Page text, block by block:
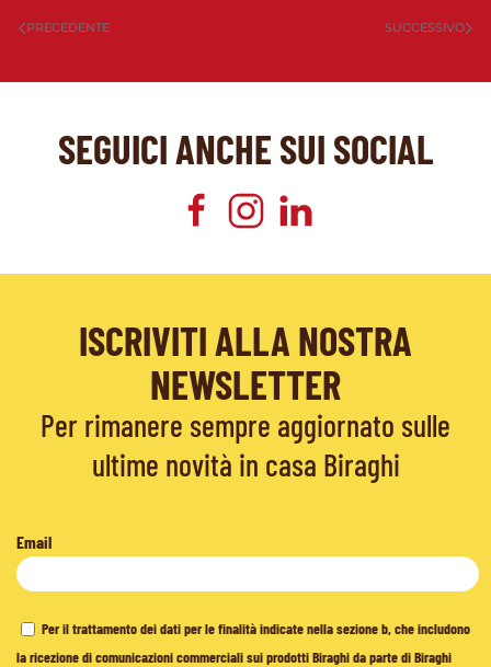
PRECEDENTE SUCCESSIVO
SEGUICI ANCHE SUI SOCIAL
ISCRIVITI ALLA NOSTRA
NEWSLETTER
Per rimanere sempre aggiornato sulle
ultime novità in casa Biraghi
Email
Per il trattamento dei dati per le finalità indicate nella sezione b, che includono
la ricezione di comunicazioni commerciali sui prodotti Biraghi da parte di Biraghi